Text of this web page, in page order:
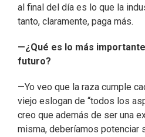
al final del día es lo que la
tanto, claramente, paga más.
—¿Qué es lo más
futuro?
—Yo veo que la raza cumple
viejo eslogan de “todos los
creo que además de ser una
misma, deberíamos potenciar